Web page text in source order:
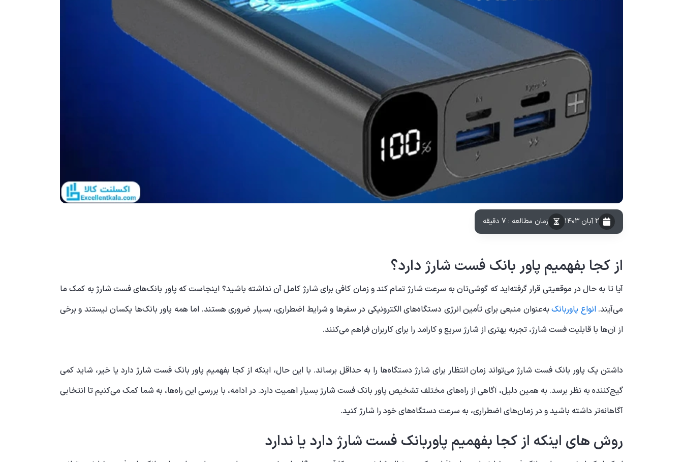
۲ آبان ۱۴۰۳ زمان مطالعه : 7 دقیقه
از کجا بفهمیم پاور بانک فست شارژ دارد؟
آیا تا به حال در موقعیتی قرار گرفته‌اید که گوشی‌تان به سرعت شارژ تمام کند و زمان کافی برای شارژ کامل آن نداشته باشید؟ اینجاست که پاور بانک‌های فست شارژ به کمک ما
می‌آیند.انواع پاوربانکبه‌عنوان منبعی برای تأمین انرژی دستگاه‌های الکترونیکی در سفرها و شرایط اضطراری، بسیار ضروری هستند. اما همه پاور بانک‌ها یکسان نیستند و برخی
از آن‌ها با قابلیت فست شارژ، تجربه بهتری از شارژ سریع و کارآمد را برای کاربران فراهم می‌کنند.
داشتن یک پاور بانک فست شارژ می‌تواند زمان انتظار برای شارژ دستگاه‌ها را به حداقل برساند. با این حال، اینکه از کجا بفهمیم پاور بانک فست شارژ دارد یا خیر، شاید کمی
گیج‌کننده به نظر برسد. به همین دلیل، آگاهی از راه‌های مختلف تشخیص پاور بانک فست شارژ بسیار اهمیت دارد. در ادامه، با بررسی این راه‌ها، به شما کمک می‌کنیم تا انتخابی
آگاهانه‌تر داشته باشید و در زمان‌های اضطراری، به سرعت دستگاه‌های خود را شارژ کنید.
روش های اینکه از کجا بفهمیم پاوربانک فست شارژ دارد یا ندارد